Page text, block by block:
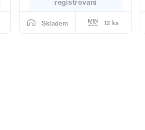
registrovaní
Skladem 12 ks